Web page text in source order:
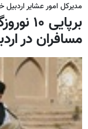
مدیرکل امور عشایر اردبیل
مسافران در